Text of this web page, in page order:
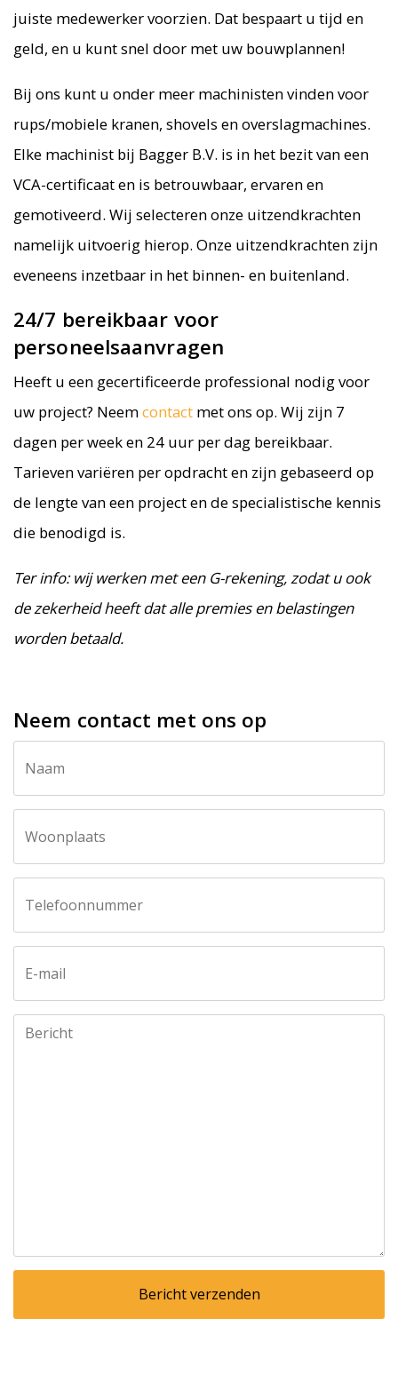
juiste medewerker voorzien. Dat bespaart u tijd en
geld, en u kunt snel door met uw bouwplannen!
Bij ons kunt u onder meer machinisten vinden voor
rups/mobiele kranen, shovels en overslagmachines.
Elke machinist bij Bagger B.V. is in het bezit van een
VCA-certificaat en is betrouwbaar, ervaren en
gemotiveerd. Wij selecteren onze uitzendkrachten
namelijk uitvoerig hierop. Onze uitzendkrachten zijn
eveneens inzetbaar in het binnen- en buitenland.
24/7 bereikbaar voor
personeelsaanvragen
Heeft u een gecertificeerde professional nodig voor
uw project? Neemcontact met ons op. Wij zijn 7
dagen per week en 24 uur per dag bereikbaar.
Tarieven variëren per opdracht en zijn gebaseerd op
de lengte van een project en de specialistische kennis
die benodigd is.
Ter info: wij werken met een G-rekening, zodat u ook
de zekerheid heeft dat alle premies en belastingen
worden betaald.
Neem contact met ons op
Call
back
by
fax
Naam
Woonplaats
Telefoonnummer
E-mail
Bericht